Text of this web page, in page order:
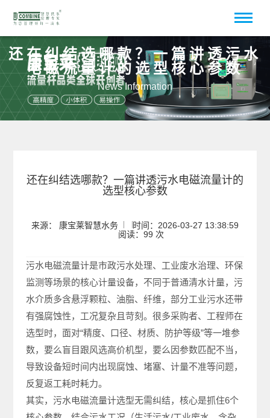
还在纠结选哪款？一篇讲透污水
电磁流量计的选型核心参数
News Information
还在纠结选哪款？一篇讲透污水电磁流量计的
选型核心参数
来源： 康宝莱智慧水务
时间：2026-03-27 13:38:59
阅读：99 次
污水电磁流量计是市政污水处理、工业废水治理、环保
监测等场景的核心计量设备，不同于普通清水计量，污
水介质多含悬浮颗粒、油脂、纤维，部分工业污水还带
有强腐蚀性，工况复杂且苛刻。很多采购者、工程师在
选型时，面对“精度、口径、材质、防护等级”等一堆参
数，要么盲目跟风选高价机型，要么因参数匹配不当，
导致设备短时间内出现腐蚀、堵塞、计量不准等问题，
反复返工耗时耗力。
其实，污水电磁流量计选型无需纠结，核心是抓住6个